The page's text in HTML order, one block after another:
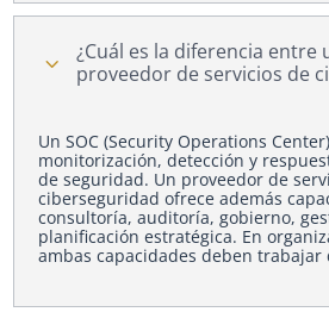
3
¿Cuál es la diferencia entre
proveedor de servicios de
Un SOC (Security Operations
monitorización, detección y
de seguridad. Un proveedor de
ciberseguridad ofrece además
consultoría, auditoría, gobierno,
planificación estratégica. En
ambas capacidades deben